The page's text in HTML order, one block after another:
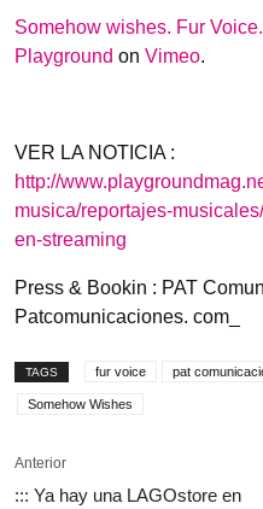
Somehow wishes. Fur Voice.
Playground on Vimeo.
VER LA NOTICIA :
http://
musica/reportajes-
en-streaming
Press & Bookin : PAT
Patcomunicaciones. com_
TAGS fur voice pat
Somehow Wishes
Anterior
::: Ya hay una LAGOstore en